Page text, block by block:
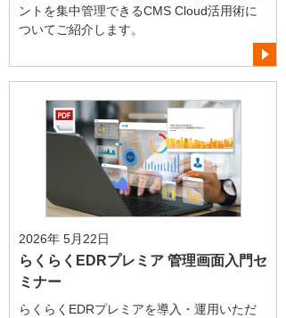
ントを集中管理できるCMS Cloud活用術に
ついてご紹介します。
2026年 5月22日
らくらくEDRプレミア 管理画面入門セ
ミナー
らくらくEDRプレミアを導入・運用いただ